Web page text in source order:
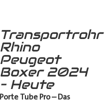
Transportrohr
Rhino
Peugeot
Boxer 2024
– Heute
Porte Tube Pro – Das